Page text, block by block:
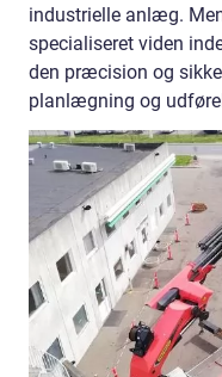
industrielle anlæg.
specialiseret viden
den præcision og
planlægning og